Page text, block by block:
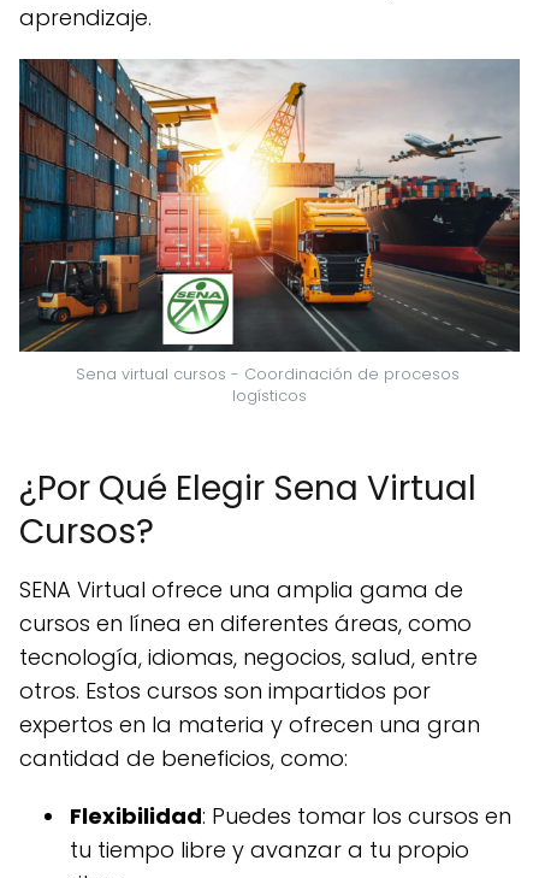
aprendizaje.
Sena virtual cursos - Coordinación de procesos
logísticos
¿Por Qué Elegir Sena Virtual
Cursos?
SENA Virtual ofrece una amplia gama de
cursos en línea en diferentes áreas, como
tecnología, idiomas, negocios, salud, entre
otros. Estos cursos son impartidos por
expertos en la materia y ofrecen una gran
cantidad de beneficios, como:
Flexibilidad: Puedes tomar los cursos en
tu tiempo libre y avanzar a tu propio